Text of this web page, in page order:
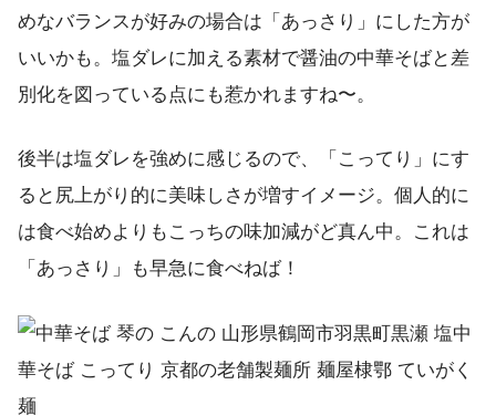
めなバランスが好みの場合は「あっさり」にした方が
いいかも。塩ダレに加える素材で醤油の中華そばと差
別化を図っている点にも惹かれますね〜。
後半は塩ダレを強めに感じるので、「こってり」にす
ると尻上がり的に美味しさが増すイメージ。個人的に
は食べ始めよりもこっちの味加減がど真ん中。これは
「あっさり」も早急に食べねば！